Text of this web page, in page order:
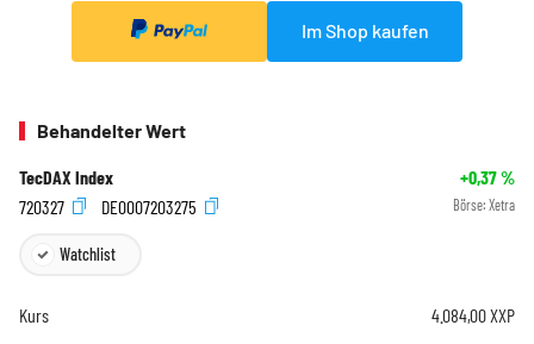
Im Shop kaufen
Behandelter Wert
TecDAX Index +0,37%
720327
DE0007203275 Börse: Xetra
Watchlist
Kurs 4.084,00XXP